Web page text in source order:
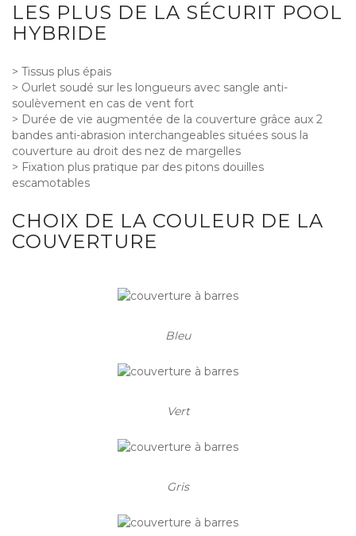
LES PLUS DE LA SÉCURIT POOL
HYBRIDE
> Tissus plus épais
> Ourlet soudé sur les longueurs avec sangle anti-
soulèvement en cas de vent fort
> Durée de vie augmentée de la couverture grâce aux 2
bandes anti-abrasion interchangeables situées sous la
couverture au droit des nez de margelles
> Fixation plus pratique par des pitons douilles
escamotables
CHOIX DE LA COULEUR DE LA
COUVERTURE
Bleu
Vert
Gris